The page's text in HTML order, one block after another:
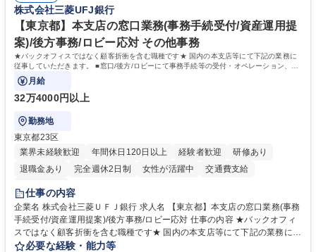
務・人事】未経験歓迎/日立グループ/組織運営を支えるゼネラリストを目
指す
■衛生管理者の資格をお持ちの方 学歴・資格 学歴：大学院 大学 高専 短大
専修学校 高校 語学力： 資格：
株式会社三菱UFJ銀行
【東京都】本支店の窓口業務(事務手続受付/資産運用提
案)/後方事務/ロビー応対 その他事務
★バックオフィスではなく顧客折衝を含む職種です★ 国内の本支店等にて下記の業務に
従事していただきます。 ■窓口/後方/ロビーにて事務手続等の受付・オペレーション、お
客様対応
月給
32万4000円以上
勤務地
東京都23区
業界未経験歓迎
年間休日120日以上 経験者歓迎
研修あり
退職金あり
完全週休2日制 女性が活躍中
交通費支給
土日祝休み
仕事の内容
企業名 株式会社三菱ＵＦＪ銀行 求人名 【東京都】本支店の窓口業務(事務
手続受付/資産運用提案)/後方事務/ロビー応対 仕事の内容 ★バックオフィ
スではなく顧客折衝を含む職種です★ 国内の本支店等にて下記の業務に従
事していただきます。 ■窓口/後方/ロビーにて事務手続等の受付・オペレ
必要な経験・能力等